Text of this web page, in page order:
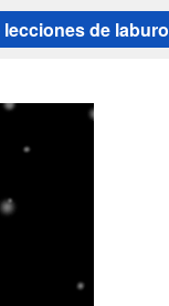
lecciones de